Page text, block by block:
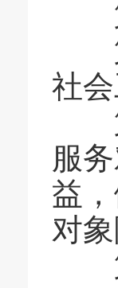
第
第
社会
第
服
益
对象
第